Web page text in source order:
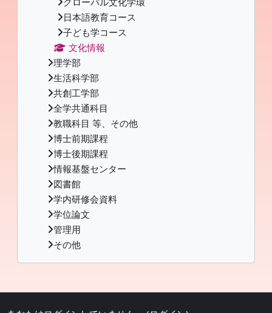
日本語教育コース
子ども学コース
文化情報
理学部
生活科学部
共創工学部
全学共通科目
教職科目 等、その他
博士前期課程
博士後期課程
情報基盤センター
図書館
学内研修会資料
学位論文
管理用
その他
補助ブロック